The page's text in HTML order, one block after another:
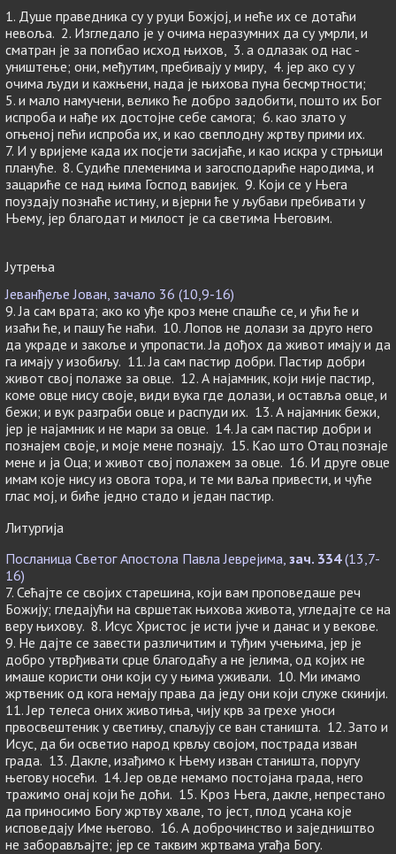
1. Душе праведника су у руци Божјој, и неће их се дотаћи
невоља. 2. Изгледало је у очима неразумних да су умрли, и
сматран је за погибао исход њихов, 3. а одлазак од нас -
уништење; они, међутим, пребивају у миру, 4. јер ако су у
очима људи и кажњени, нада је њихова пуна бесмртности;
5. и мало намучени, велико ће добро задобити, пошто их Бог
испроба и нађе их достојне себе самога; 6. као злато у
огњеној пећи испроба их, и као свеплодну жртву прими их.
7. И у вријеме када их посјети засијаће, и као искра у стрњици
плануће. 8. Судиће племенима и загосподариће народима, и
зацариће се над њима Господ вавијек. 9. Који се у Њега
поуздају познаће истину, и вјерни ће у љубави пребивати у
Њему, јер благодат и милост је са светима Његовим.
Јутрења
Јеванђеље Јован, зачало 36 (10,9-16)
9. Ја сам врата; ако ко уђе кроз мене спашће се, и ући ће и
изаћи ће, и пашу ће наћи. 10. Лопов не долази за друго него
да украде и закоље и упропасти. Ја дођох да живот имају и да
га имају у изобиљу. 11. Ја сам пастир добри. Пастир добри
живот свој полаже за овце. 12. А најамник, који није пастир,
коме овце нису своје, види вука где долази, и оставља овце, и
бежи; и вук разграби овце и распуди их. 13. А најамник бежи,
јер је најамник и не мари за овце. 14. Ја сам пастир добри и
познајем своје, и моје мене познају. 15. Као што Отац познаје
мене и ја Оца; и живот свој полажем за овце. 16. И друге овце
имам које нису из овога тора, и те ми ваља привести, и чуће
глас мој, и биће једно стадо и један пастир.
Литургија
Посланица Светог Апостола Павла Јеврејима, зач. 334(13,7-
16)
7. Сећајте се својих старешина, који вам проповедаше реч
Божију; гледајући на свршетак њихова живота, угледајте се на
веру њихову. 8. Исус Христос је исти јуче и данас и у векове.
9. Не дајте се завести различитим и туђим учењима, јер је
добро утврђивати срце благодаћу а не јелима, од којих не
имаше користи они који су у њима уживали. 10. Ми имамо
жртвеник од кога немају права да једу они који служе скинији.
11. Јер телеса оних животиња, чију крв за грехе уноси
првосвештеник у светињу, спаљују се ван станишта. 12. Зато и
Исус, да би осветио народ крвљу својом, пострада изван
града. 13. Дакле, изађимо к Њему изван станишта, поругу
његову носећи. 14. Јер овде немамо постојана града, него
тражимо онај који ће доћи. 15. Кроз Њега, дакле, непрестано
да приносимо Богу жртву хвале, то јест, плод усана које
исповедају Име његово. 16. А доброчинство и заједништво
не заборављајте; јер се таквим жртвама угађа Богу.